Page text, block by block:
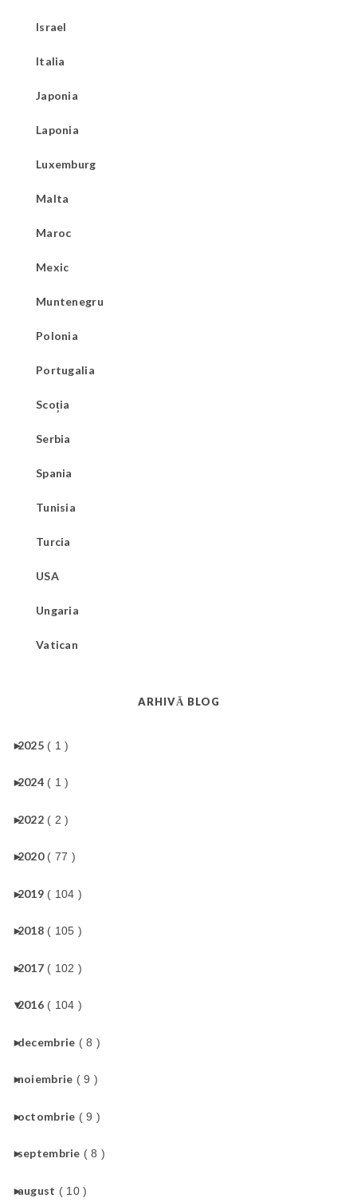
Israel
Italia
Japonia
Laponia
Luxemburg
Malta
Maroc
Mexic
Muntenegru
Polonia
Portugalia
Scoția
Serbia
Spania
Tunisia
Turcia
USA
Ungaria
Vatican
ARHIVĂ BLOG
►
2025 ( 1 )
►
2024 ( 1 )
►
2022 ( 2 )
►
2020 ( 77 )
►
2019 ( 104 )
►
2018 ( 105 )
►
2017 ( 102 )
▼
2016 ( 104 )
►
decembrie ( 8 )
►
noiembrie ( 9 )
►
octombrie ( 9 )
►
septembrie ( 8 )
►
august ( 10 )